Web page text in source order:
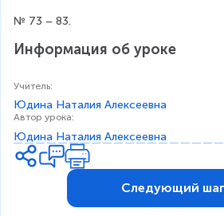
№ 73 – 83.
Информация об уроке
Учитель:
Юдина Наталия Алексеевна
Автор урока:
Юдина Наталия Алексеевна
Следующий шаг